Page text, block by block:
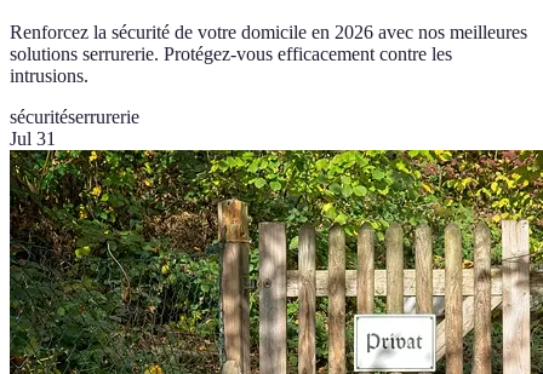
Renforcez la sécurité de votre domicile en 2026 avec nos meilleures
solutions serrurerie. Protégez-vous efficacement contre les
intrusions.
sécuritéserrurerie
Jul 31